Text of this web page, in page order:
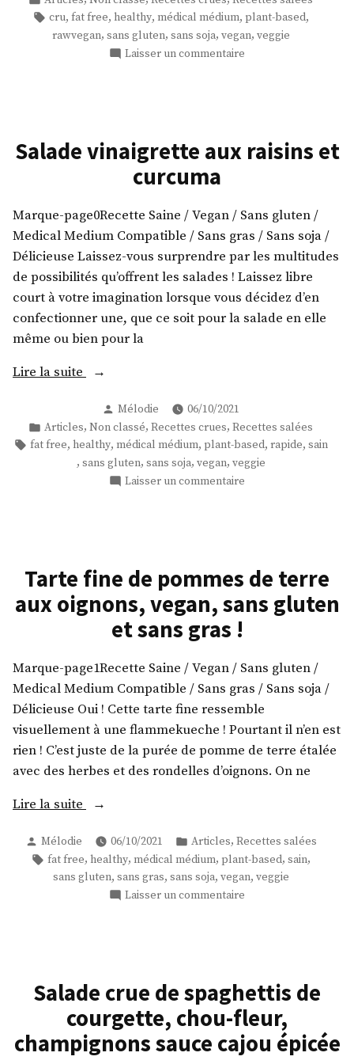
tout
cru
! »
dans
Étiquettes :
cru, fat free, healthy, médical médium, plant-based,
rawvegan, sans gluten, sans soja, vegan, veggie
Laisser un commentaire
Salade vinaigrette aux raisins et
curcuma
Marque-page0Recette Saine / Vegan / Sans gluten /
Medical Medium Compatible / Sans gras / Sans soja /
Délicieuse Laissez-vous surprendre par les multitudes
de possibilités qu’offrent les salades ! Laissez libre
court à votre imagination lorsque vous décidez d’en
confectionner une, que ce soit pour la salade en elle
même ou bien pour la
Lire la suite
« Salade
aux
raisins
curcuma »
Publié
par
Mélodie
06/10/2021
Publié
dans
Articles, Non classé, Recettes crues, Recettes salées
Étiquettes :
fat free, healthy, médical médium, plant-based, rapide, sain
, sans gluten, sans soja, vegan, veggie
Laisser un commentaire
curcuma
Tarte fine de pommes de terre
aux oignons, vegan, sans gluten
et sans gras !
Marque-page1Recette Saine / Vegan / Sans gluten /
Medical Medium Compatible / Sans gras / Sans soja /
Délicieuse Oui ! Cette tarte fine ressemble
visuellement à une flammekueche ! Pourtant il n’en est
rien ! C’est juste de la purée de pomme de terre étalée
avec des herbes et des rondelles d’oignons. On ne
Lire la suite
« Tarte
de
pommes
sans
et
sans
Publié
par
Mélodie 06/10/2021
Publié
dans
Articles, Recettes salées
Étiquettes :
fat free, healthy, médical médium, plant-based, sain,
sans gluten, sans gras, sans soja, vegan, veggie
Laisser un commentaire
terre
aux
oignons,
vegan,
Salade crue de spaghettis de
courgette, chou-fleur,
champignons sauce cajou épicée